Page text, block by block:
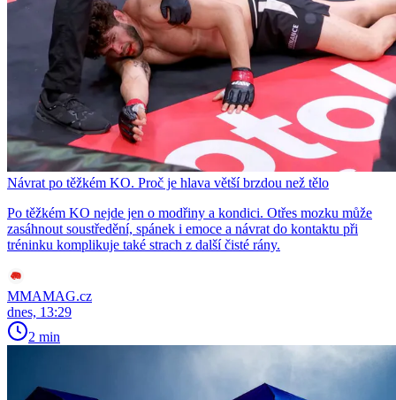
Návrat po těžkém KO. Proč je hlava větší brzdou než tělo
Po těžkém KO nejde jen o modřiny a kondici. Otřes mozku může
zasáhnout soustředění, spánek i emoce a návrat do kontaktu při
tréninku komplikuje také strach z další čisté rány.
MMAMAG.cz
dnes, 13:29
2 min